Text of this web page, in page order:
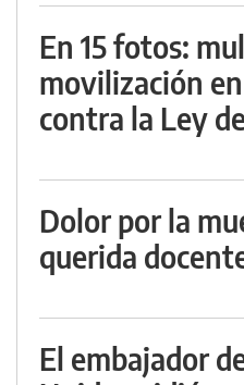
En 15 fotos:
movilización
contra la Ley
Dolor por la
querida
El embajador